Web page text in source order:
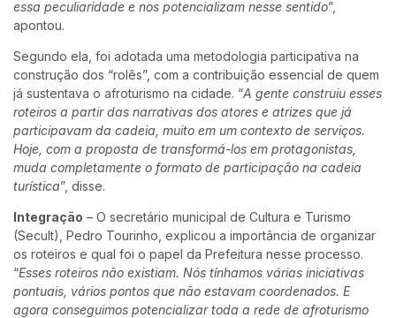
essa peculiaridade e nos potencializam nesse sentido”,
apontou.
Segundo ela, foi adotada uma metodologia participativa na
construção dos “rolês”, com a contribuição essencial de quem
já sustentava o afroturismo na cidade. “A gente construiu esses
roteiros a partir das narrativas dos atores e atrizes que já
participavam da cadeia, muito em um contexto de serviços.
Hoje, com a proposta de transformá-los em protagonistas,
muda completamente o formato de participação na cadeia
turística”, disse.
Integração – O secretário municipal de Cultura e Turismo
(Secult), Pedro Tourinho, explicou a importância de organizar
os roteiros e qual foi o papel da Prefeitura nesse processo.
“Esses roteiros não existiam. Nós tínhamos várias iniciativas
pontuais, vários pontos que não estavam coordenados. E
agora conseguimos potencializar toda a rede de afroturismo